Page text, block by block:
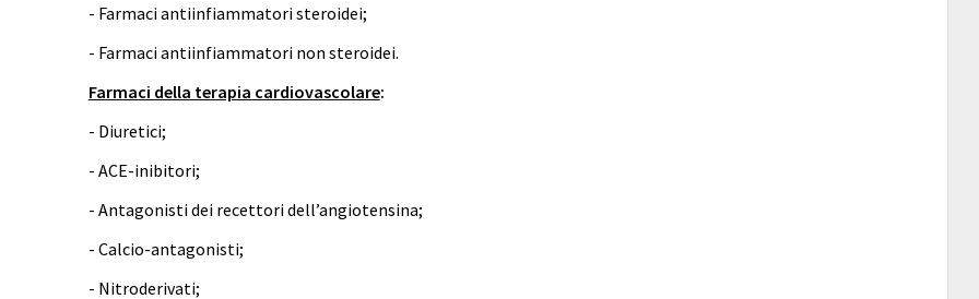
- Farmaci antiinfiammatori steroidei;
- Farmaci antiinfiammatori non steroidei.
Farmaci della terapia cardiovascolare:
- Diuretici;
- ACE-inibitori;
- Antagonisti dei recettori dell’angiotensina;
- Calcio-antagonisti;
- Nitroderivati;